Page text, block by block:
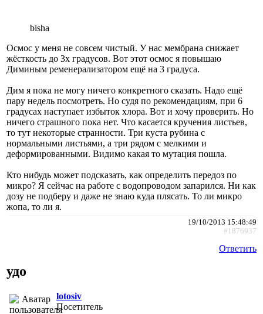
bisha
Осмос у меня не совсем чистый. У нас мембрана снижает
жёсткость до 3х градусов. Вот этот осмос я повышаю
Диминым ременерализатором ещё на 3 градуса.
Дим я пока не могу ничего конкретного сказать. Надо ещё
пару недель посмотреть. Но судя по рекомендациям, при 6
градусах наступает избыток хлора. Вот и хочу проверить. Но
ничего страшного пока нет. Что касается кручения листьев,
то тут некоторые странности. Три куста рубина с
нормальными листьями, а три рядом с мелкими и
деформированными. Видимо какая то мутация пошла.
Кто нибудь может подсказать, как определить передоз по
микро? Я сейчас на работе с водопроводом запарился. Ни как
дозу не подберу и даже не знаю куда плясать. То ли микро
жопа, то ли я.
19/10/2013 15:48:49
#1876937
Ответить
удо
lotosiv
Посетитель